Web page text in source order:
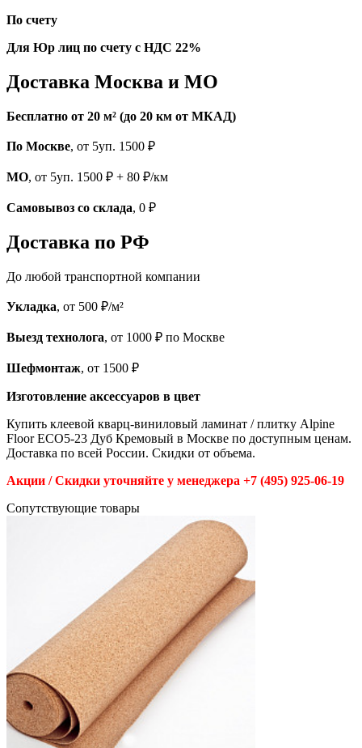
По счету
Для Юр лиц по счету с НДС 22%
Доставка Москва и МО
Бесплатно от 20 м² (до 20 км от МКАД)
По Москве, от 5уп. 1500 ₽
МО, от 5уп. 1500 ₽ + 80 ₽/км
Самовывоз со склада, 0 ₽
Доставка по РФ
До любой транспортной компании
Укладка, от 500 ₽/м²
Выезд технолога, от 1000 ₽ по Москве
Шефмонтаж, от 1500 ₽
Изготовление аксессуаров в цвет
Купить клеевой кварц-виниловый ламинат / плитку Alpine
Floor ЕСО5-23 Дуб Кремовый в Москве по доступным ценам.
Доставка по всей России. Скидки от объема.
Акции / Скидки уточняйте у менеджера +7 (495) 925-06-19
Cопутствующие товары